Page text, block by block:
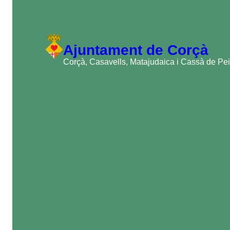
Ajuntament de Corçà
Corçà, Casavells, Matajudaica i Cassà de